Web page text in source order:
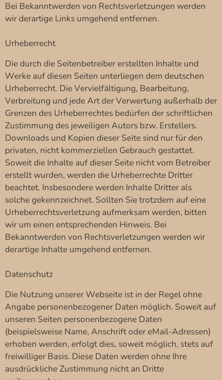
Bei Bekanntwerden von Rechtsverletzungen werden
wir derartige Links umgehend entfernen.
Urheberrecht
Die durch die Seitenbetreiber erstellten Inhalte und
Werke auf diesen Seiten unterliegen dem deutschen
Urheberrecht. Die Vervielfältigung, Bearbeitung,
Verbreitung und jede Art der Verwertung außerhalb der
Grenzen des Urheberrechtes bedürfen der schriftlichen
Zustimmung des jeweiligen Autors bzw. Erstellers.
Downloads und Kopien dieser Seite sind nur für den
privaten, nicht kommerziellen Gebrauch gestattet.
Soweit die Inhalte auf dieser Seite nicht vom Betreiber
erstellt wurden, werden die Urheberrechte Dritter
beachtet. Insbesondere werden Inhalte Dritter als
solche gekennzeichnet. Sollten Sie trotzdem auf eine
Urheberrechtsverletzung aufmerksam werden, bitten
wir um einen entsprechenden Hinweis. Bei
Bekanntwerden von Rechtsverletzungen werden wir
derartige Inhalte umgehend entfernen.
Datenschutz
Die Nutzung unserer Webseite ist in der Regel ohne
Angabe personenbezogener Daten möglich. Soweit auf
unseren Seiten personenbezogene Daten
(beispielsweise Name, Anschrift oder eMail-Adressen)
erhoben werden, erfolgt dies, soweit möglich, stets auf
freiwilliger Basis. Diese Daten werden ohne Ihre
ausdrückliche Zustimmung nicht an Dritte